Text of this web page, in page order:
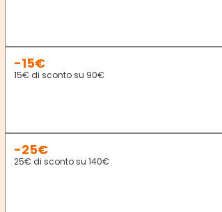
IDEA DECO: Dai vita alle tue idee
scarpiera a 2 cappelli. Trasforma la tua casa in
sono incluse per facilitare l'assemblaggio
-15€
15€ di sconto su 90€
-25€
25€ di sconto su 140€